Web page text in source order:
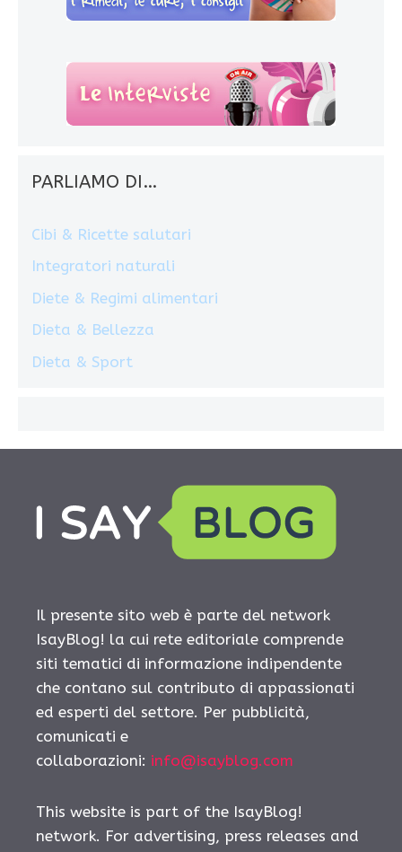
PARLIAMO DI…
Cibi & Ricette salutari
Integratori naturali
Diete & Regimi alimentari
Dieta & Bellezza
Dieta & Sport
Il presente sito web è parte del network
IsayBlog! la cui rete editoriale comprende
siti tematici di informazione indipendente
che contano sul contributo di appassionati
ed esperti del settore. Per pubblicità,
comunicati e
collaborazioni: info@isayblog.com
This website is part of the IsayBlog!
network. For advertising, press releases and